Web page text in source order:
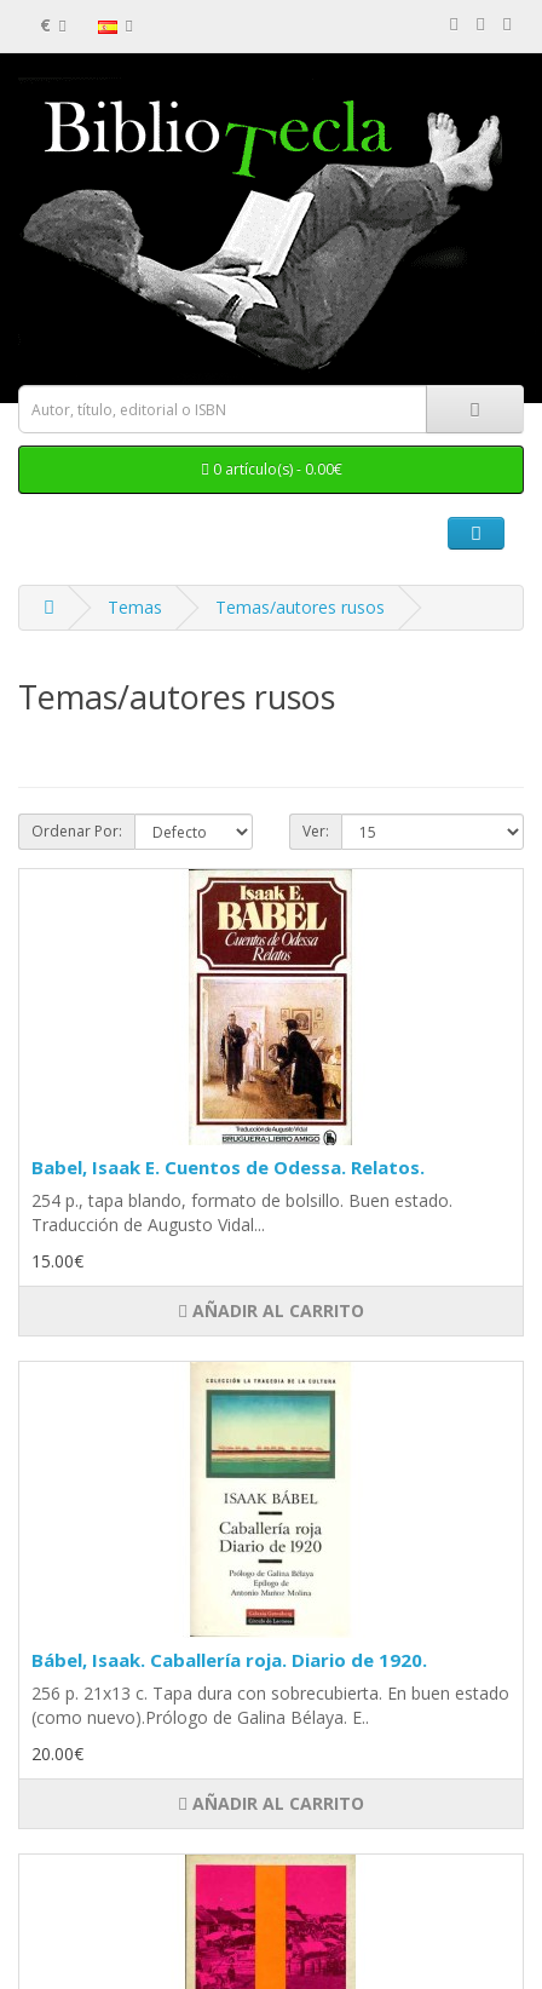
€
0 artículo(s) - 0.00€
Temas Temas/autores rusos
Temas/autores rusos
Ordenar Por: Ver:
Babel, Isaak E. Cuentos de Odessa. Relatos.
254 p., tapa blando, formato de bolsillo. Buen estado.
Traducción de Augusto Vidal...
15.00€
AÑADIR AL CARRITO
Bábel, Isaak. Caballería roja. Diario de 1920.
256 p. 21x13 c. Tapa dura con sobrecubierta. En buen estado
(como nuevo).Prólogo de Galina Bélaya. E..
20.00€
AÑADIR AL CARRITO